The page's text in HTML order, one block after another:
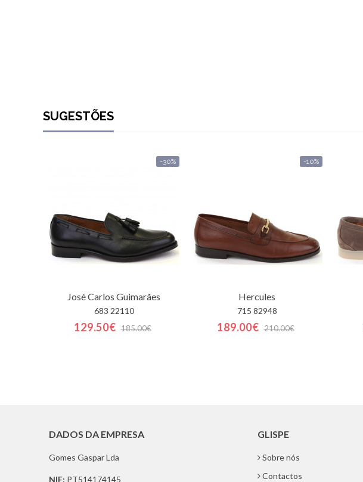
SUGESTÕES
-30%
José Carlos Guimarães
683 22110
129.50€ 185.00€
-10%
Hercules
715 82948
189.00€ 210.00€
DADOS DA EMPRESA
Gomes Gaspar Lda
NIF: PT514174145
GLISPE
Sobre nós
Contactos